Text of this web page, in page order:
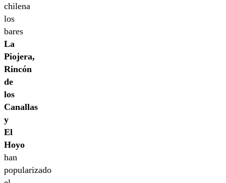
chilena
los
bares
La
Piojera,
Rincón
de
los
Canallas
y
El
Hoyo
han
popularizado